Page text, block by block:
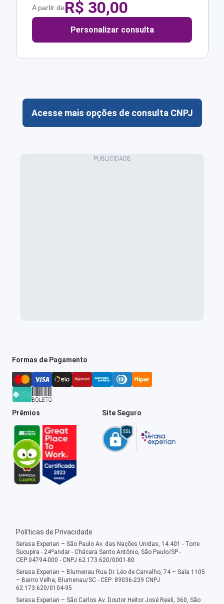
A partir deR$ 30,00
Personalizar consulta
Acesse mais opções de consulta CNPJ
Formas de Pagamento
Prêmios Site Seguro
Políticas de Privacidade
Serasa Experian – São Paulo Av. das Nações Unidas, 14.401 - Torre
Sucupira - 24ºandar - Chácara Santo Antônio, São Paulo/SP -
CEP:04794-000 - CNPJ 62.173.620/0001-80
Serasa Experian – Blumenau Rua Dr. Léo de Carvalho, 74 – Sala 1105
– Bairro Velha, Blumenau/SC - CEP: 89036-239 CNPJ
62.173.620/0104-95
Serasa Experian – São Carlos Av. Doutor Heitor José Reali, 360, São